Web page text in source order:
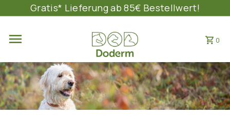
DIREKT ZUM INHALT
Gratis* Lieferung ab 85€ Bestellwert!
0